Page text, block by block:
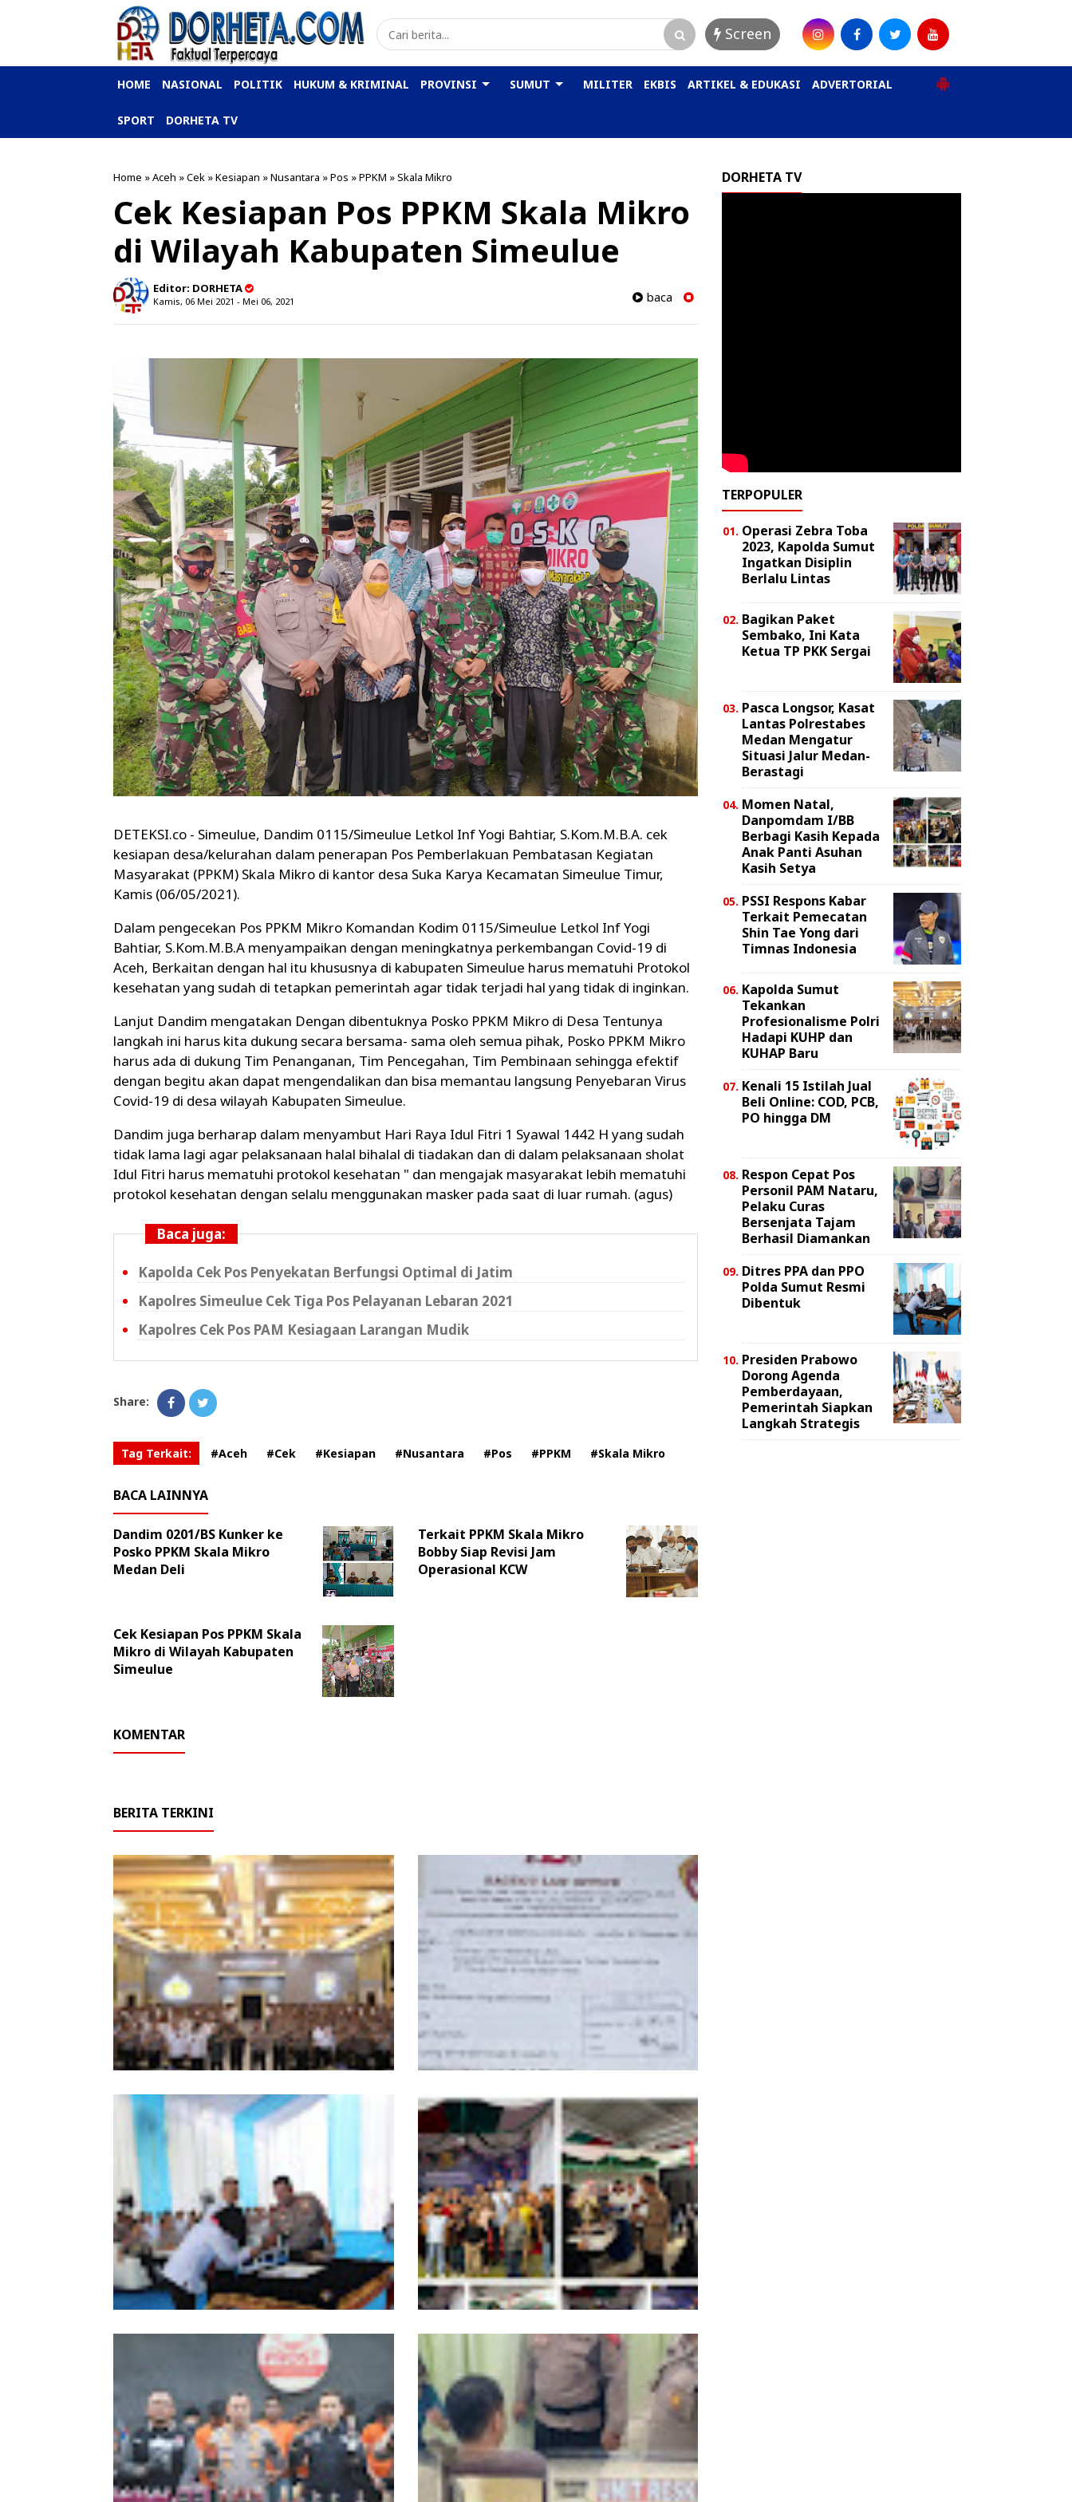
Screen
HOME NASIONAL POLITIK HUKUM & KRIMINAL PROVINSI SUMUT MILITER EKBIS ARTIKEL & EDUKASI ADVERTORIAL
SPORT DORHETA TV
Home »Aceh »Cek »Kesiapan »Nusantara »Pos »PPKM »Skala Mikro
Cek Kesiapan Pos PPKM Skala Mikro
di Wilayah Kabupaten Simeulue
Editor: DORHETA
Kamis, 06 Mei 2021 - Mei 06, 2021 baca
DETEKSI.co - Simeulue, Dandim 0115/Simeulue Letkol Inf Yogi Bahtiar, S.Kom.M.B.A. cek
kesiapan desa/kelurahan dalam penerapan Pos Pemberlakuan Pembatasan Kegiatan
Masyarakat (PPKM) Skala Mikro di kantor desa Suka Karya Kecamatan Simeulue Timur,
Kamis (06/05/2021).
Dalam pengecekan Pos PPKM Mikro Komandan Kodim 0115/Simeulue Letkol Inf Yogi
Bahtiar, S.Kom.M.B.A menyampaikan dengan meningkatnya perkembangan Covid-19 di
Aceh, Berkaitan dengan hal itu khususnya di kabupaten Simeulue harus mematuhi Protokol
kesehatan yang sudah di tetapkan pemerintah agar tidak terjadi hal yang tidak di inginkan.
Lanjut Dandim mengatakan Dengan dibentuknya Posko PPKM Mikro di Desa Tentunya
langkah ini harus kita dukung secara bersama- sama oleh semua pihak, Posko PPKM Mikro
harus ada di dukung Tim Penanganan, Tim Pencegahan, Tim Pembinaan sehingga efektif
dengan begitu akan dapat mengendalikan dan bisa memantau langsung Penyebaran Virus
Covid-19 di desa wilayah Kabupaten Simeulue.
Dandim juga berharap dalam menyambut Hari Raya Idul Fitri 1 Syawal 1442 H yang sudah
tidak lama lagi agar pelaksanaan halal bihalal di tiadakan dan di dalam pelaksanaan sholat
Idul Fitri harus mematuhi protokol kesehatan " dan mengajak masyarakat lebih mematuhi
protokol kesehatan dengan selalu menggunakan masker pada saat di luar rumah. (agus)
Baca juga:
Kapolda Cek Pos Penyekatan Berfungsi Optimal di Jatim
Kapolres Simeulue Cek Tiga Pos Pelayanan Lebaran 2021
Kapolres Cek Pos PAM Kesiagaan Larangan Mudik
Share:
Tag Terkait: #Aceh #Cek #Kesiapan #Nusantara #Pos #PPKM #Skala Mikro
BACA LAINNYA
Dandim 0201/BS Kunker ke
Posko PPKM Skala Mikro
Medan Deli
Terkait PPKM Skala Mikro
Bobby Siap Revisi Jam
Operasional KCW
Cek Kesiapan Pos PPKM Skala
Mikro di Wilayah Kabupaten
Simeulue
KOMENTAR
BERITA TERKINI
Kapolda Sumut Tekankan
Profesionalisme Polri Hadapi KUHP dan
KUHAP Baru
PPKKB Apresiasi Presiden Prabowo Cabut
Izin PBPH di Kepulauan Batu
Ditres PPA dan PPO Polda Sumut Resmi
Dibentuk
Momen Natal, Danpomdam I/BB Berbagi
Kasih Kepada Anak Panti Asuhan Kasih
Setya
DORHETA TV
TERPOPULER
Operasi Zebra Toba
2023, Kapolda Sumut
Ingatkan Disiplin
Berlalu Lintas
Bagikan Paket
Sembako, Ini Kata
Ketua TP PKK Sergai
Pasca Longsor, Kasat
Lantas Polrestabes
Medan Mengatur
Situasi Jalur Medan-
Berastagi
Momen Natal,
Danpomdam I/BB
Berbagi Kasih Kepada
Anak Panti Asuhan
Kasih Setya
PSSI Respons Kabar
Terkait Pemecatan
Shin Tae Yong dari
Timnas Indonesia
Kapolda Sumut
Tekankan
Profesionalisme Polri
Hadapi KUHP dan
KUHAP Baru
Kenali 15 Istilah Jual
Beli Online: COD, PCB,
PO hingga DM
Respon Cepat Pos
Personil PAM Nataru,
Pelaku Curas
Bersenjata Tajam
Berhasil Diamankan
Ditres PPA dan PPO
Polda Sumut Resmi
Dibentuk
Presiden Prabowo
Dorong Agenda
Pemberdayaan,
Pemerintah Siapkan
Langkah Strategis